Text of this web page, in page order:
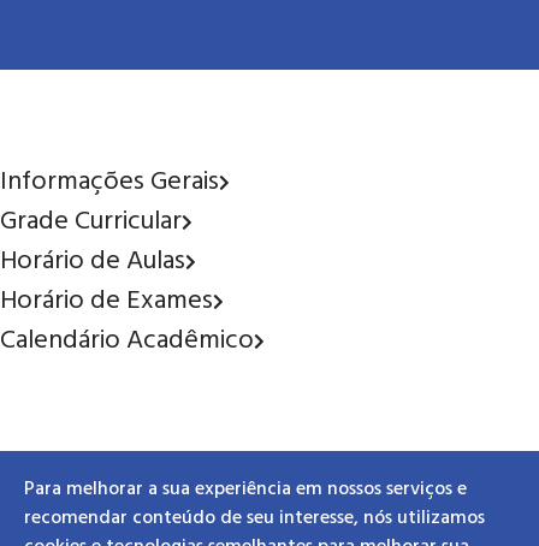
Informações Gerais
Grade Curricular
Horário de Aulas
Horário de Exames
Calendário Acadêmico
Está interessado neste Curso?
Para melhorar a sua experiência em nossos serviços e
recomendar conteúdo de seu interesse, nós utilizamos